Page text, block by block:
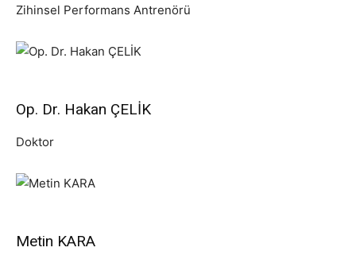
Zihinsel Performans Antrenörü
Op. Dr. Hakan ÇELİK
Doktor
Metin KARA